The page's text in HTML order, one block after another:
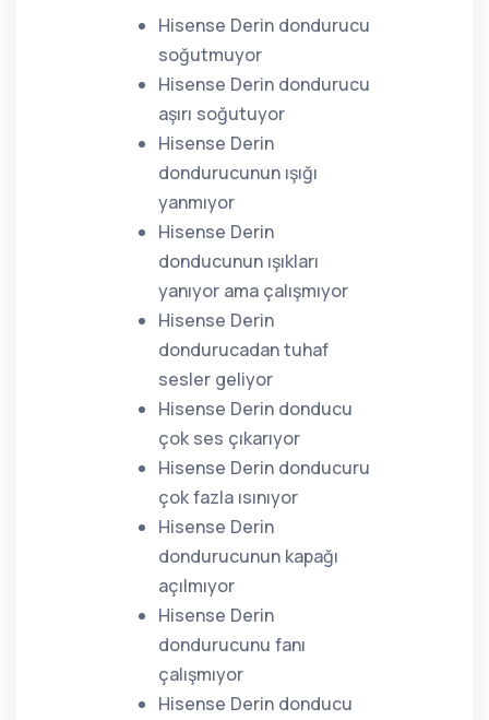
Hisense Derin dondurucu
soğutmuyor
Hisense Derin dondurucu
aşırı soğutuyor
Hisense Derin
dondurucunun ışığı
yanmıyor
Hisense Derin
donducunun ışıkları
yanıyor ama çalışmıyor
Hisense Derin
dondurucadan tuhaf
sesler geliyor
Hisense Derin donducu
çok ses çıkarıyor
Hisense Derin donducuru
çok fazla ısınıyor
Hisense Derin
dondurucunun kapağı
açılmıyor
Hisense Derin
dondurucunu fanı
çalışmıyor
Hisense Derin donducu